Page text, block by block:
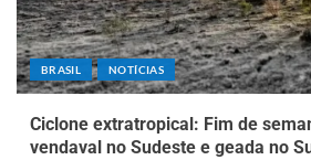
BRASIL NOTÍCIAS
Ciclone extratropical: Fim de
vendaval no Sudeste e geada no